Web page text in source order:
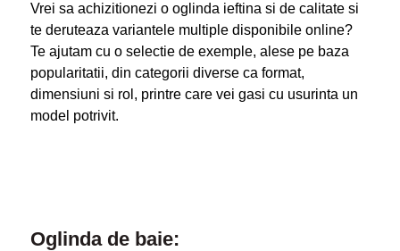
Vrei sa achizitionezi o oglinda ieftina si de calitate si
te deruteaza variantele multiple disponibile online?
Te ajutam cu o selectie de exemple, alese pe baza
popularitatii, din categorii diverse ca format,
dimensiuni si rol, printre care vei gasi cu usurinta un
model potrivit.
Oglinda de baie: